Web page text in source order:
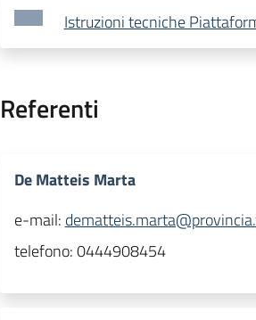
Istruzioni tecniche
Referenti
De Matteis Marta
e-mail:
telefono:0444908454